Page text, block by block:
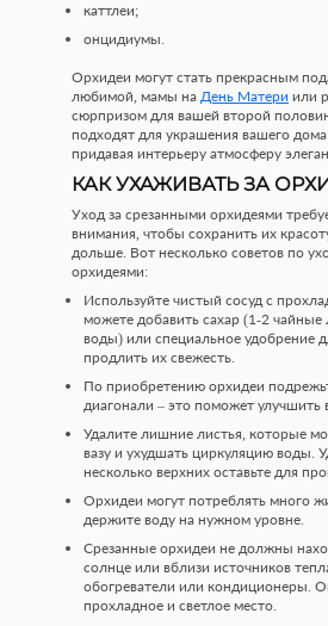
каттлеи;
онцидиумы.
Орхидеи могут стать прекрасным
любимой, мамы на День Матери или
сюрпризом для вашей второй
подходят для украшения вашего
придавая интерьеру атмосферу
КАК УХАЖИВАТЬ ЗА
Уход за срезанными орхидеями
внимания, чтобы сохранить их
дольше. Вот несколько советов по
орхидеями:
Используйте чистый сосуд с
можете добавить сахар (1-2
воды) или специальное удобрение
продлить их свежесть.
По приобретению орхидеи
диагонали – это поможет улучшить
Удалите лишние листья, которые
вазу и ухудшать циркуляцию воды.
несколько верхних оставьте для
Орхидеи могут потреблять много
держите воду на нужном уровне.
Срезанные орхидеи не должны
солнце или вблизи источников
обогреватели или кондиционеры.
прохладное и светлое место.